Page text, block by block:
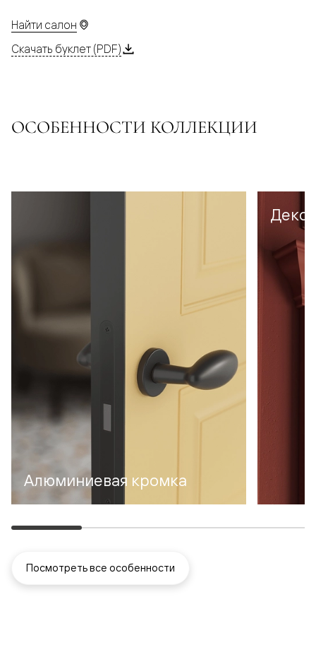
Найти салон
Скачать буклет (PDF)
ОСОБЕННОСТИ КОЛЛЕКЦИИ
Алюминиевая кромка
Посмотреть все особенности